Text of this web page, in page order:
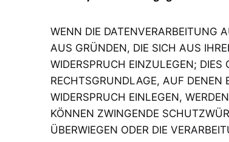
WENN DIE DATENVERARBEITUNG
AUS GRÜNDEN, DIE SICH AUS
WIDERSPRUCH EINZULEGEN;
RECHTSGRUNDLAGE, AUF DENEN
WIDERSPRUCH EINLEGEN,
KÖNNEN ZWINGENDE
ÜBERWIEGEN ODER DIE